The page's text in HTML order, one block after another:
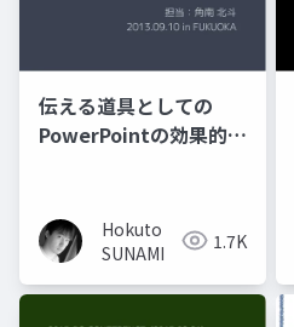
伝える道具としての
PowerPointの効果的な
Hokuto
SUNAMI
1.7K